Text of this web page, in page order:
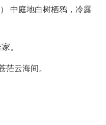
中庭地白树栖鸦，冷露
。
云海间。